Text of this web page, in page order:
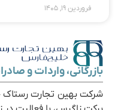
فروردین ۱۹, ۱۴۰۵
بازرگانی، واردات و